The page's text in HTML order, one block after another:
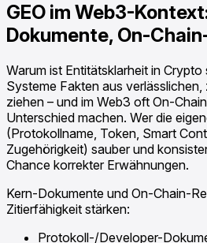
GEO im Web3-
Dokumente, On-
Warum ist Entitätsklarheit in
Systeme Fakten aus verlässlichen,
ziehen – und im Web3 oft On-
Unterschied machen. Wer die
(Protokollname, Token, Smart
Zugehörigkeit) sauber und
Chance korrekter Erwähnungen.
Kern-Dokumente und On-Chain-
Zitierfähigkeit stärken:
Protokoll-/Developer-